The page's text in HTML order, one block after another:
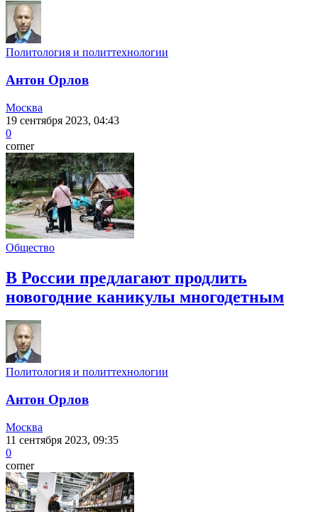
Политология и политтехнологии
Антон Орлов
Москва
19 сентября 2023, 04:43
0
corner
Общество
В России предлагают продлить
новогодние каникулы многодетным
Политология и политтехнологии
Антон Орлов
Москва
11 сентября 2023, 09:35
0
corner